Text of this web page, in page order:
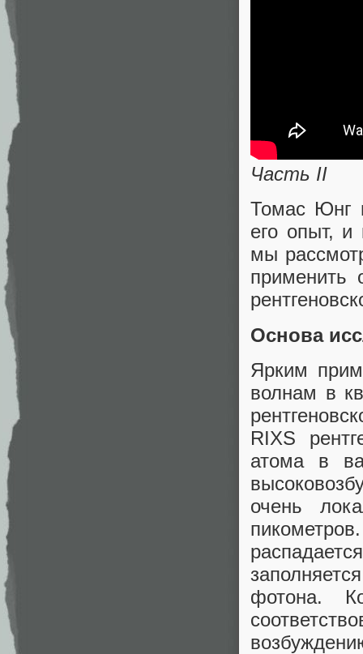
Часть II
Томас Юнг
его опыт, и
мы
применить
Основа
Ярким
волнам в
RIXS
атома в
очень
фотона.